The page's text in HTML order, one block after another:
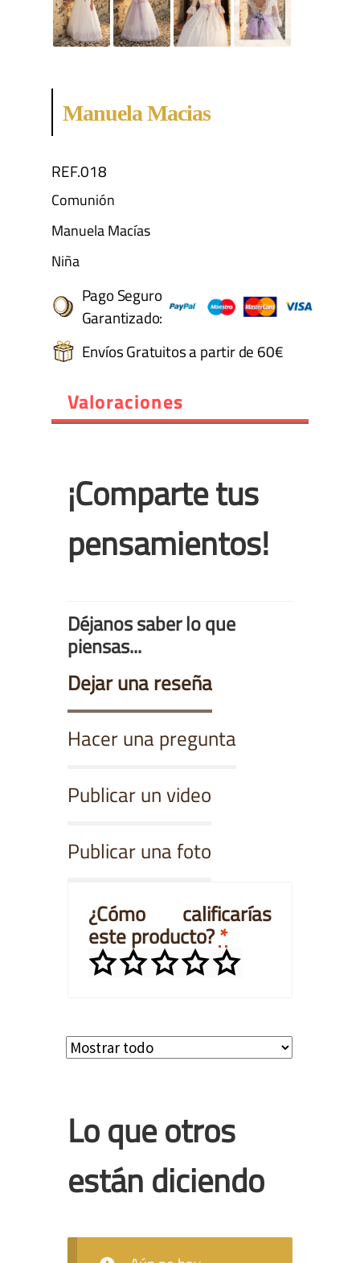
Manuela Macias
REF.018
Comunión
Manuela Macías
Niña
Pago Seguro
Garantizado:
Envíos Gratuitos a partir de 60€
Valoraciones
¡Comparte tus
pensamientos!
Déjanos saber lo que
piensas...
Dejar una reseña
Hacer una pregunta
Publicar un video
Publicar una foto
¿Cómo calificarías
este producto?*
Lo que otros
están diciendo